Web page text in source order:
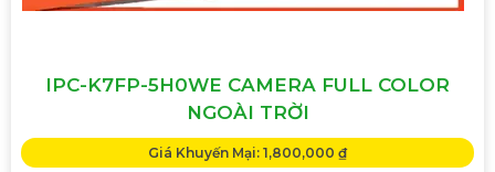
IPC-K7FP-5H0WE CAMERA FULL COLOR
NGOÀI TRỜI
Giá Khuyến Mại: 1,800,000 ₫